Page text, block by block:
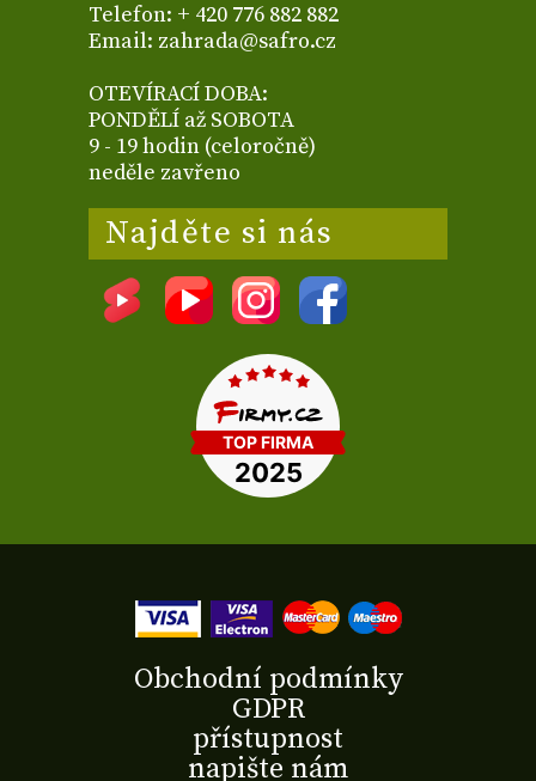
Telefon: + 420 776 882 882
Email: zahrada@safro.cz
OTEVÍRACÍ DOBA:
PONDĚLÍ až SOBOTA
9 - 19 hodin (celoročně)
neděle zavřeno
Najděte si nás
Obchodní podmínky
GDPR
přístupnost
napište nám